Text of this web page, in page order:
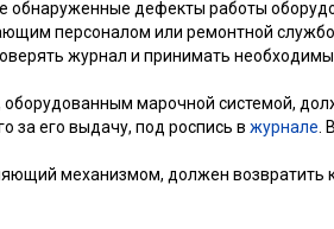
обнаруженные дефекты работы
персоналом или ремонтной
журнал и принимать
марочной системой,
за его выдачу, под роспись в журнале .
механизмом, должен возвратить